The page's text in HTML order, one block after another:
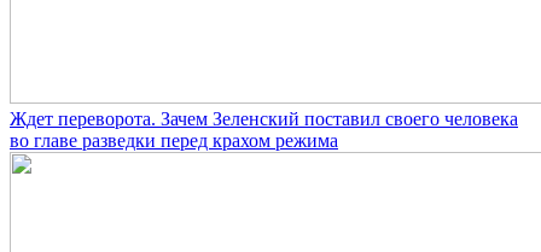
Ждет переворота. Зачем Зеленский поставил своего человека
во главе разведки перед крахом режима